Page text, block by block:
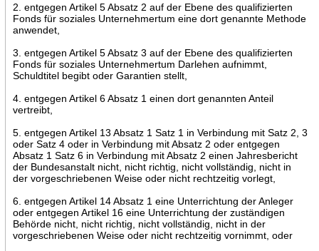
2. entgegen Artikel 5 Absatz 2 auf der Ebene des qualifizierten
Fonds für soziales Unternehmertum eine dort genannte Methode
anwendet,
3. entgegen Artikel 5 Absatz 3 auf der Ebene des qualifizierten
Fonds für soziales Unternehmertum Darlehen aufnimmt,
Schuldtitel begibt oder Garantien stellt,
4. entgegen Artikel 6 Absatz 1 einen dort genannten Anteil
vertreibt,
5. entgegen Artikel 13 Absatz 1 Satz 1 in Verbindung mit Satz 2, 3
oder Satz 4 oder in Verbindung mit Absatz 2 oder entgegen
Absatz 1 Satz 6 in Verbindung mit Absatz 2 einen Jahresbericht
der Bundesanstalt nicht, nicht richtig, nicht vollständig, nicht in
der vorgeschriebenen Weise oder nicht rechtzeitig vorlegt,
6. entgegen Artikel 14 Absatz 1 eine Unterrichtung der Anleger
oder entgegen Artikel 16 eine Unterrichtung der zuständigen
Behörde nicht, nicht richtig, nicht vollständig, nicht in der
vorgeschriebenen Weise oder nicht rechtzeitig vornimmt, oder